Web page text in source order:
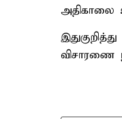
அதிகாலை
விசாரணை